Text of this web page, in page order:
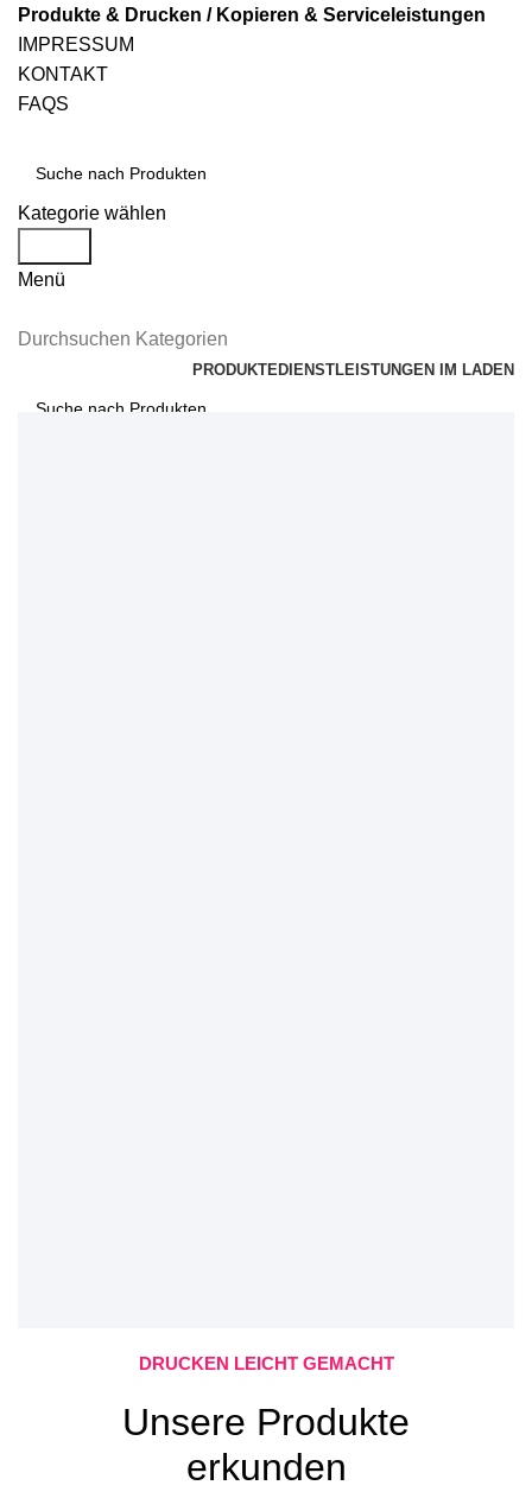
Produkte & Drucken / Kopieren & Serviceleistungen
IMPRESSUM
KONTAKT
FAQS
Kategorie wählen
Menü
Durchsuchen Kategorien
PRODUKTEDIENSTLEISTUNGEN IM LADEN
DRUCKEN LEICHT GEMACHT
Unsere Produkte
erkunden